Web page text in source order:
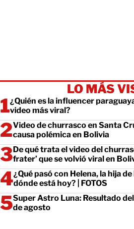
LO MÁS
¿Quién es la influencer
video más viral?
Video de churrasco en Santa
causa polémica en Bolivia
De qué trata el video del
frater’ que se volvió viral en
¿Qué pasó con Helena, la hija
dónde está hoy? | FOTOS
Super Astro Luna: Resultado
de agosto